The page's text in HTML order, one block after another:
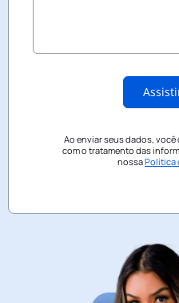
Ao enviar seus dados,
com o tratamento das
nossaPolítica